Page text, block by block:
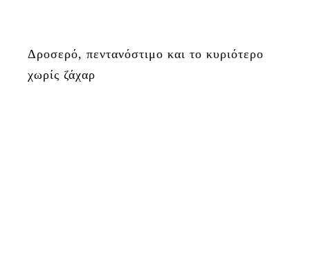
Δροσερό, πεντανόστιμο και το κυριότερο
χωρίς ζάχαρ